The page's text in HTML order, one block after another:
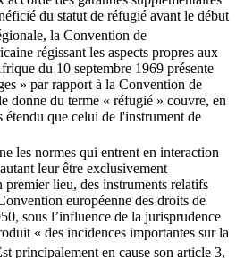
du statut de réfugié avant le début
la Convention de
régissant les aspects propres aux
du 10 septembre 1969 présente
» par rapport à la Convention de
donne du terme « réfugié » couvre, en
que celui de l'instrument de
les normes qui entrent en interaction
leur être exclusivement
premier lieu, des instruments relatifs
européenne des droits de
sous l’influence de la jurisprudence
« des incidences importantes sur la
principalement en cause son article 3,